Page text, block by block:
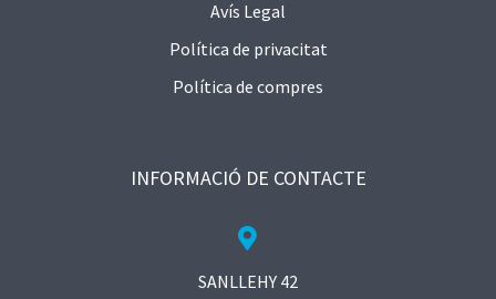
Avís Legal
Política de privacitat
Política de compres
INFORMACIÓ DE CONTACTE
SANLLEHY 42